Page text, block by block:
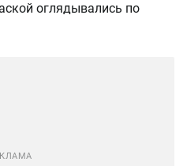
оглядывались по